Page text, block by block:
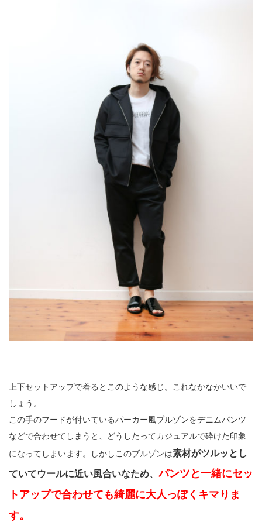
上下セットアップで着るとこのような感じ。これなかなかいいで
しょう。
この手のフードが付いているパーカー風ブルゾンをデニムパンツ
などで合わせてしまうと、どうしたってカジュアルで砕けた印象
になってしまいます。しかしこのブルゾンは素材がツルッとし
ていてウールに近い風合いなため、パンツと一緒にセッ
トアップで合わせても綺麗に大人っぽくキマりま
す。